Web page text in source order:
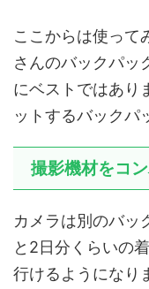
ここからは使って
さんのバックパッ
にベストではあり
ットするバックパ
撮影機材をコ
カメラは別のバッ
と2日分くらいの
行けるようになり